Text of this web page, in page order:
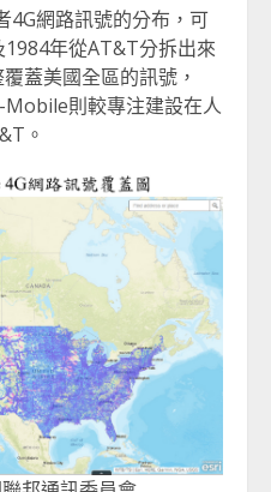
4G網路訊號的分布，可
年從AT&T分拆出來
蓋美國全區的訊號，
則較專注建設在人
。